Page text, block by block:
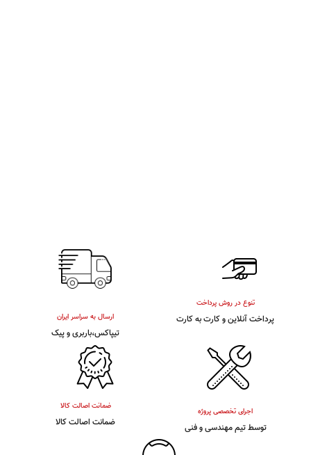
تنوع در روش پرداخت
پرداخت آنلاین و کارت به کارت ارسال به سراسر ایران
تیپاکس،باربری و پیک
اجرای تخصصی پروژه
توسط تیم مهندسی و فنی
ضمانت اصالت کالا
ضمانت اصالت کالا